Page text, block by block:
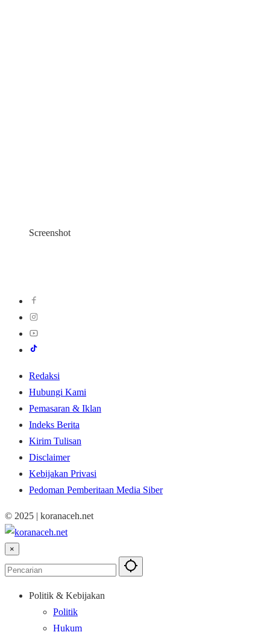
Screenshot
Redaksi
Hubungi Kami
Pemasaran & Iklan
Indeks Berita
Kirim Tulisan
Disclaimer
Kebijakan Privasi
Pedoman Pemberitaan Media Siber
© 2025 | koranaceh.net
×
Politik & Kebijakan
Politik
Hukum